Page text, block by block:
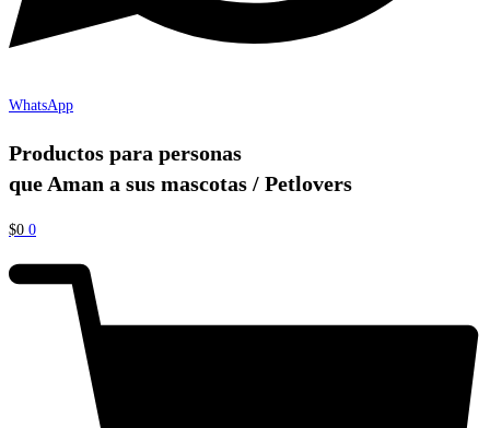
WhatsApp
Productos para personas
que Aman a sus mascotas / Petlovers
$0 0